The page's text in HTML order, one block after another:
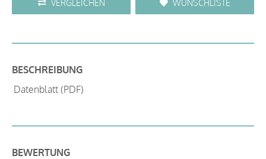
VERGLEICHEN WUNSCHLISTE
BESCHREIBUNG
Datenblatt (PDF)
BEWERTUNG